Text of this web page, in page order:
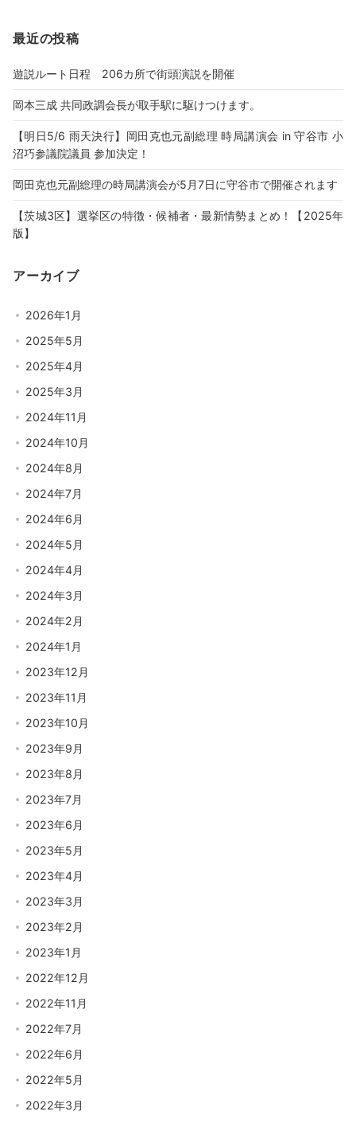
最近の投稿
遊説ルート日程 206カ所で街頭演説を開催
岡本三成 共同政調会長が取手駅に駆けつけます。
【明日5/6 雨天決行】岡田克也元副総理 時局講演会 in 守谷市 小
沼巧参議院議員 参加決定！
岡田克也元副総理の時局講演会が5月7日に守谷市で開催されます
【茨城3区】選挙区の特徴・候補者・最新情勢まとめ！【2025年
版】
アーカイブ
2026年1月
2025年5月
2025年4月
2025年3月
2024年11月
2024年10月
2024年8月
2024年7月
2024年6月
2024年5月
2024年4月
2024年3月
2024年2月
2024年1月
2023年12月
2023年11月
2023年10月
2023年9月
2023年8月
2023年7月
2023年6月
2023年5月
2023年4月
2023年3月
2023年2月
2023年1月
2022年12月
2022年11月
2022年7月
2022年6月
2022年5月
2022年3月